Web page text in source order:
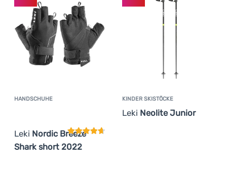
HANDSCHUHE
Leki Nordic Breeze
Shark short 2022
KundenbewertungKINDER SKISTÖCKE
Leki Neolite Junior